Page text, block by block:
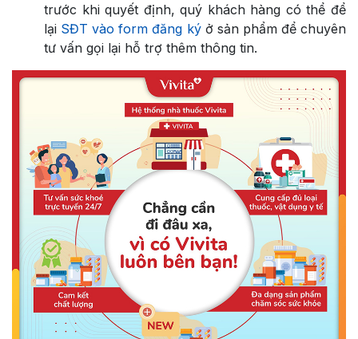
trước khi quyết định, quý khách hàng có thể để
lại SĐT vào form đăng kýở sản phẩm để chuyên
tư vấn gọi lại hỗ trợ thêm thông tin.